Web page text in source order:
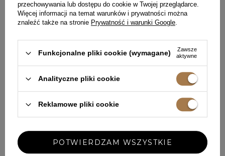
LIPCOWE UROCZYSTOŚCI - JAK
WYBRAĆ IDEALNĄ SUKIENKĘ NA
KAŻDĄ OKAZJĘ
Wybór odpowiedniej kreacji na letnie miesiące wymaga
uwzględnienia wielu czynników. Poznasz teraz
najważniejsze zasady doboru stroju na ten wyjątkowy czas.
przechowywania lub dostępu do cookie w Twojej przeglądarce.
Więcej informacji na temat warunków i prywatności można
znaleźć także na stronie Prywatność i warunki Google.
Funkcjonalne pliki cookie (wymagane)
Zawsze
aktywne
Analityczne pliki cookie
Reklamowe pliki cookie
POTWIERDZAM WSZYSTKIE